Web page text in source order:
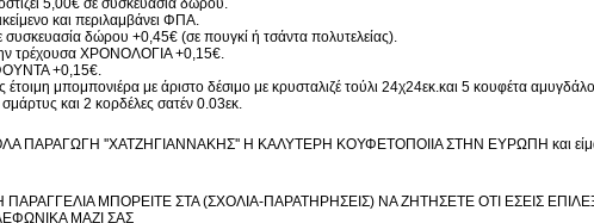
5,00€ σε συσκευασία δώρου.
και περιλαμβάνει ΦΠΑ.
συσκευασία δώρου +0,45€ (σε πουγκί ή τσάντα πολυτελείας).
τρέχουσα ΧΡΟΝΟΛΟΓΙΑ +0,15€.
+0,15€.
έτοιμη μπομπονιέρα με άριστο δέσιμο με κρυσταλιζέ τούλι 24χ24εκ.και 5 κουφέτα
και 2 κορδέλες σατέν 0.03εκ.
ΠΑΡΑΓΩΓΗ ''ΧΑΤΖΗΓΙΑΝΝΑΚΗΣ'' Η ΚΑΛΥΤΕΡΗ ΚΟΥΦΕΤΟΠΟΙΙΑ ΣΤΗΝ ΕΥΡΩΠΗ και
ΠΑΡΑΓΓΕΛΙΑ ΜΠΟΡΕΙΤΕ ΣΤΑ (ΣΧΟΛΙΑ-ΠΑΡΑΤΗΡΗΣΕΙΣ) ΝΑ ΖΗΤΗΣΕΤΕ ΟΤΙ ΕΣΕΙΣ
ΜΑΖΙ ΣΑΣ